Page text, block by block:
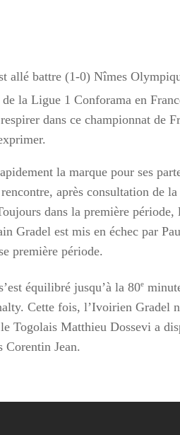
allé battre (1-0) Nîmes
de la Ligue 1 Conforama en
dans ce championnat de
la marque pour ses
après consultation de
dans la première
Gradel est mis en échec par
première période.
équilibré jusqu’à la 80e
Cette fois, l’Ivoirien Gradel
Togolais Matthieu Dossevi a
Corentin Jean.